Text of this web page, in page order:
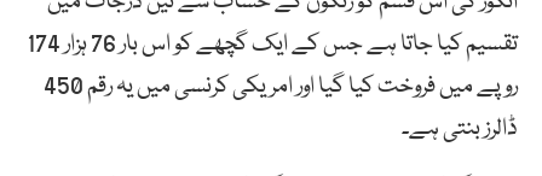
تقسیم کیا جاتا ہے جس کے ایک گچھے کو اس بار 76 ہزار 174
روپے میں فروخت کیا گیا اور امریکی کرنسی میں یہ رقم 450
ڈالرز بنتی ہے۔